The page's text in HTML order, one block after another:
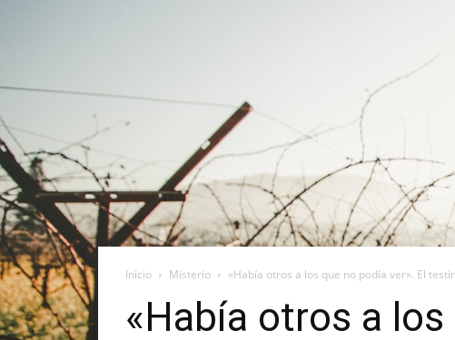
Inicio Misterio «Había otros a los que no podía ver». El
«Había otros a